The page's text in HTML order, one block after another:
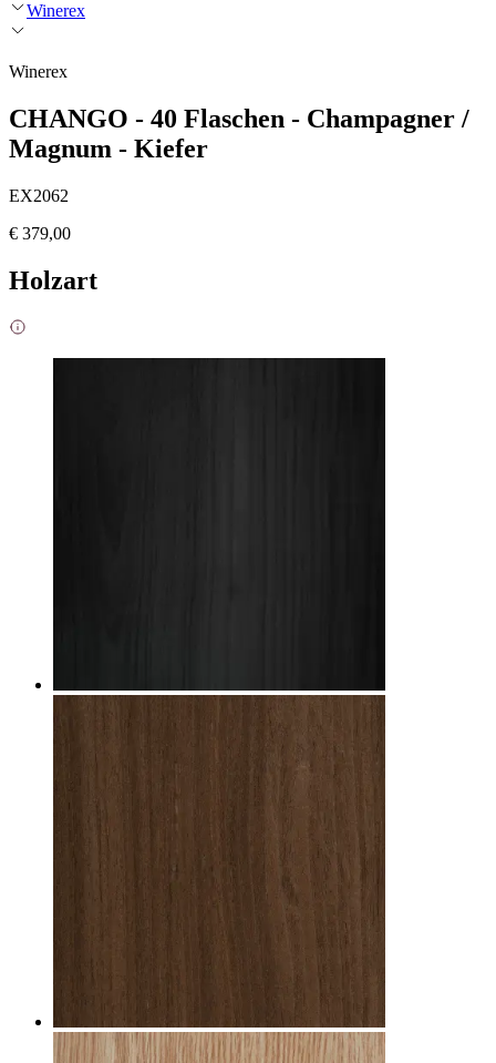
Winerex
Winerex
CHANGO - 40 Flaschen - Champagner /
Magnum - Kiefer
EX2062
€ 379,00
Holzart